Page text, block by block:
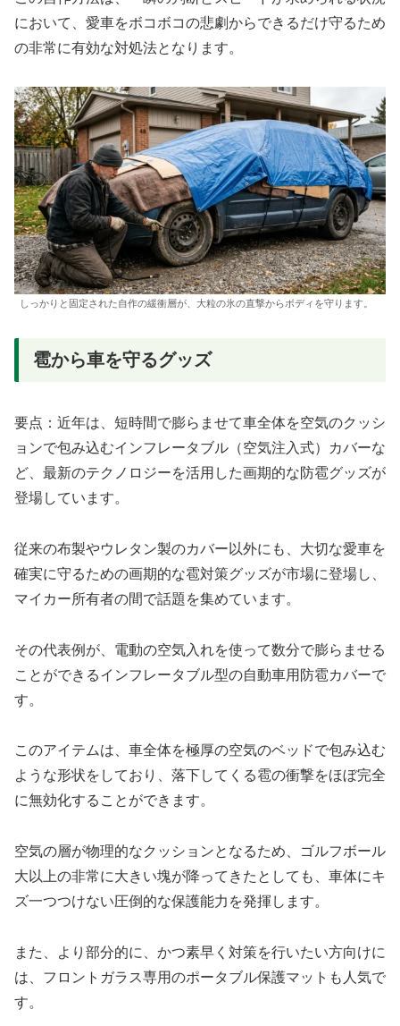
において、愛車をボコボコの悲劇からできるだけ守るため
の非常に有効な対処法となります。
しっかりと固定された自作の緩衝層が、大粒の氷の直撃からボディを守ります。
雹から車を守るグッズ
要点：近年は、短時間で膨らませて車全体を空気のクッシ
ョンで包み込むインフレータブル（空気注入式）カバーな
ど、最新のテクノロジーを活用した画期的な防雹グッズが
登場しています。
従来の布製やウレタン製のカバー以外にも、大切な愛車を
確実に守るための画期的な雹対策グッズが市場に登場し、
マイカー所有者の間で話題を集めています。
その代表例が、電動の空気入れを使って数分で膨らませる
ことができるインフレータブル型の自動車用防雹カバーで
す。
このアイテムは、車全体を極厚の空気のベッドで包み込む
ような形状をしており、落下してくる雹の衝撃をほぼ完全
に無効化することができます。
空気の層が物理的なクッションとなるため、ゴルフボール
大以上の非常に大きい塊が降ってきたとしても、車体にキ
ズ一つつけない圧倒的な保護能力を発揮します。
また、より部分的に、かつ素早く対策を行いたい方向けに
は、フロントガラス専用のポータブル保護マットも人気で
す。